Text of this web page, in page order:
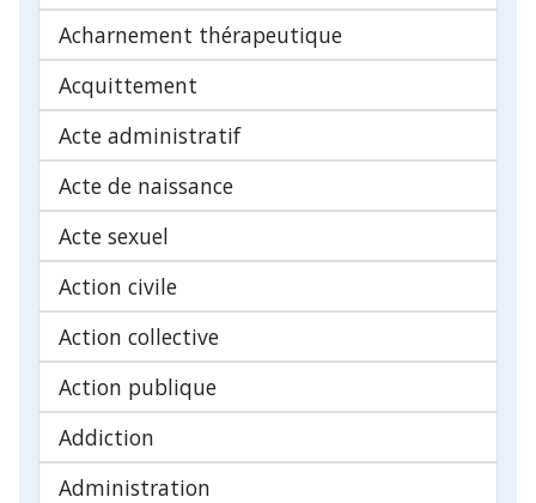
Acharnement thérapeutique
Acquittement
Acte administratif
Acte de naissance
Acte sexuel
Action civile
Action collective
Action publique
Addiction
Administration